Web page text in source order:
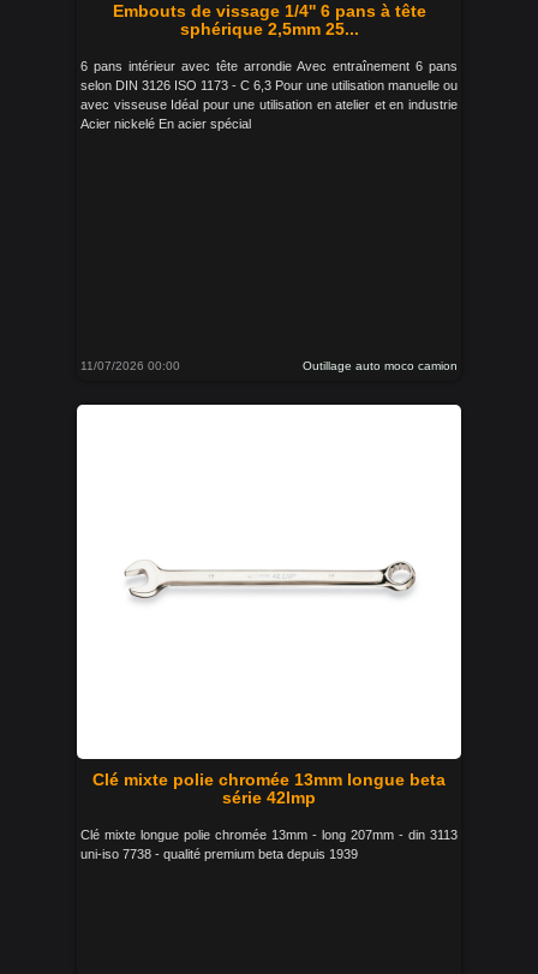
Embouts de vissage 1/4'' 6 pans à tête
sphérique 2,5mm 25...
6 pans intérieur avec tête arrondie Avec entraînement 6 pans
selon DIN 3126 ISO 1173 - C 6,3 Pour une utilisation manuelle ou
avec visseuse Idéal pour une utilisation en atelier et en industrie
Acier nickelé En acier spécial
11/07/2026 00:00 Outillage auto moco camion
Clé mixte polie chromée 13mm longue beta
série 42lmp
Clé mixte longue polie chromée 13mm - long 207mm - din 3113
uni-iso 7738 - qualité premium beta depuis 1939